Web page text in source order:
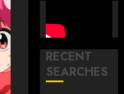
RECENT
SEARCHES